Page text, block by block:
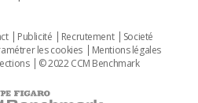
Publicité Recrutement
Societé
les cookies
Mentions légales
© 2022 CCM Benchmark